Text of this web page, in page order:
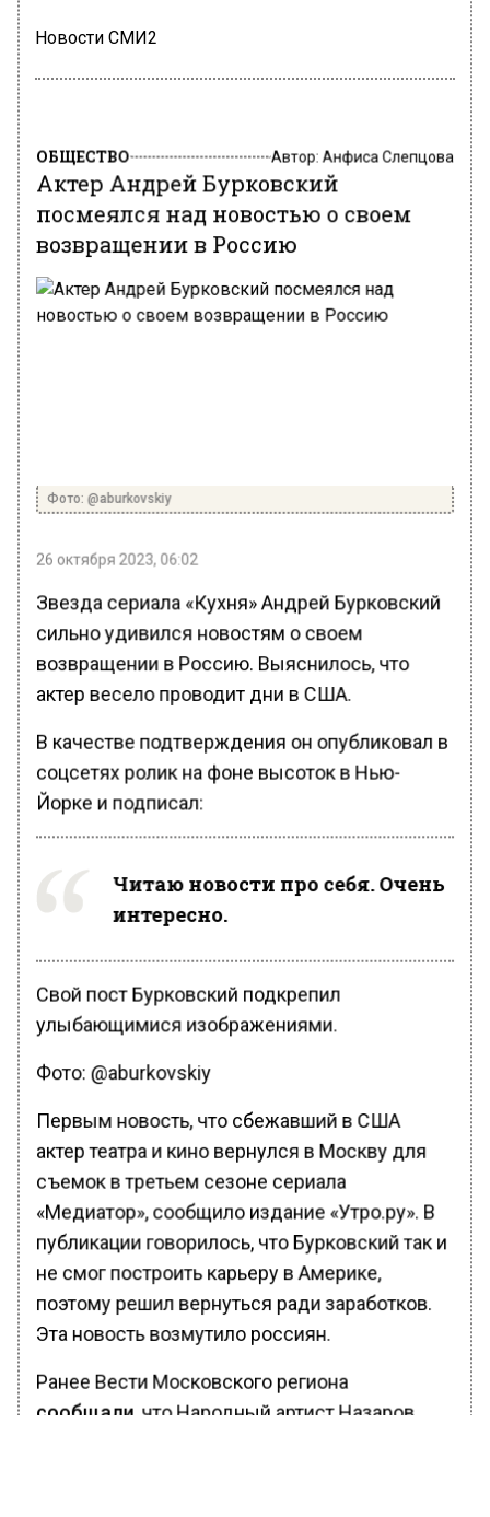
Новости СМИ2
ОБЩЕСТВО Автор: Анфиса Слепцова
Актер Андрей Бурковский
посмеялся над новостью о своем
возвращении в Россию
Фото: @aburkovskiy
26 октября 2023, 06:02
Звезда сериала «Кухня» Андрей Бурковский
сильно удивился новостям о своем
возвращении в Россию. Выяснилось, что
актер весело проводит дни в США.
В качестве подтверждения он опубликовал в
соцсетях ролик на фоне высоток в Нью-
Йорке и подписал:
Читаю новости про себя. Очень
интересно.
Свой пост Бурковский подкрепил
улыбающимися изображениями.
Фото: @aburkovskiy
Первым новость, что сбежавший в США
актер театра и кино вернулся в Москву для
съемок в третьем сезоне сериала
«Медиатор», сообщило издание «Утро.ру». В
публикации говорилось, что Бурковский так и
не смог построить карьеру в Америке,
поэтому решил вернуться ради заработков.
Эта новость возмутило россиян.
Ранее Вести Московского региона
сообщали , что Народный артист Назаров